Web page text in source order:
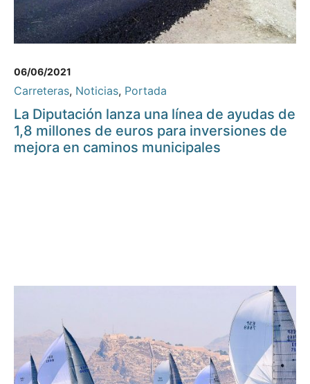
06/06/2021
Carreteras, Noticias, Portada
La Diputación lanza una línea de ayudas de
1,8 millones de euros para inversiones de
mejora en caminos municipales